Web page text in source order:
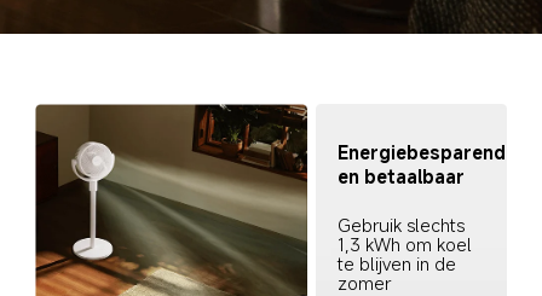
Energiebesparend
en betaalbaar
Gebruik slechts
1,3 kWh om koel
te blijven in de
zomer